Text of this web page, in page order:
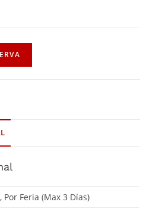
Por Feria (Max 3 Días)